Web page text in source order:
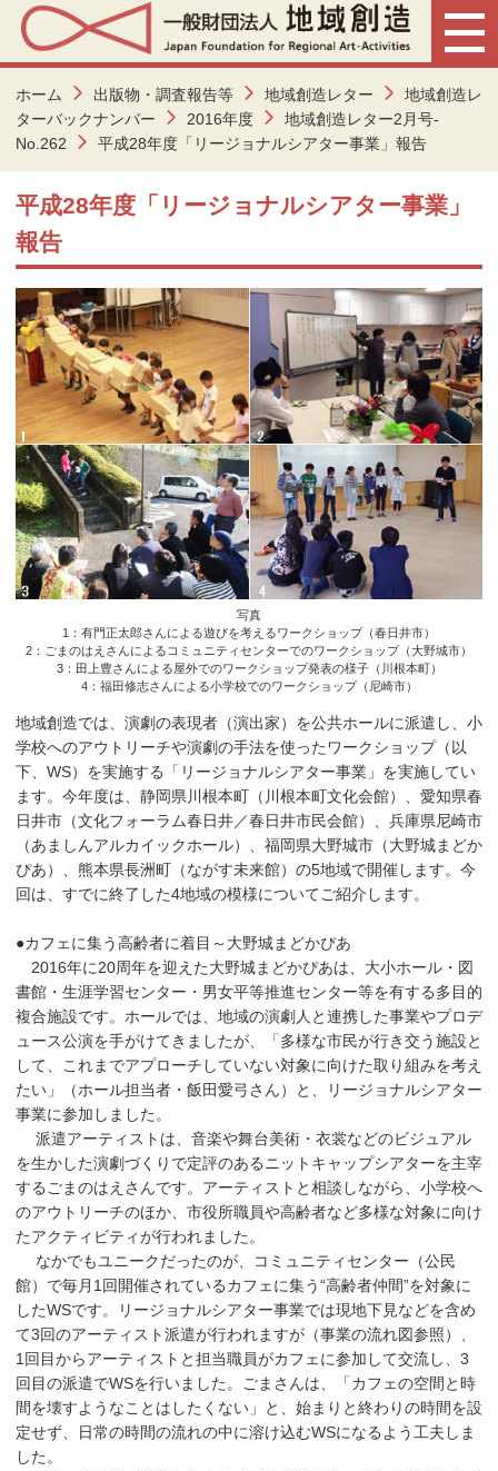
ホーム 出版物・調査報告等 地域創造レター
地域創造レ
ターバックナンバー
2016年度
地域創造レター2月号-
No.262
平成28年度「リージョナルシアター事業」報告
平成28年度「リージョナルシアター事業」
報告
写真
1：有門正太郎さんによる遊びを考えるワークショップ（春日井市）
2：ごまのはえさんによるコミュニティセンターでのワークショップ（大野城市）
3：田上豊さんによる屋外でのワークショップ発表の様子（川根本町）
4：福田修志さんによる小学校でのワークショップ（尼崎市）
地域創造では、演劇の表現者（演出家）を公共ホールに派遣し、小
学校へのアウトリーチや演劇の手法を使ったワークショップ（以
下、WS）を実施する「リージョナルシアター事業」を実施してい
ます。今年度は、静岡県川根本町（川根本町文化会館）、愛知県春
日井市（文化フォーラム春日井／春日井市民会館）、兵庫県尼崎市
（あましんアルカイックホール）、福岡県大野城市（大野城まどか
ぴあ）、熊本県長洲町（ながす未来館）の5地域で開催します。今
回は、すでに終了した4地域の模様についてご紹介します。
●カフェに集う高齢者に着目～大野城まどかぴあ
2016年に20周年を迎えた大野城まどかぴあは、大小ホール・図
書館・生涯学習センター・男女平等推進センター等を有する多目的
複合施設です。ホールでは、地域の演劇人と連携した事業やプロデ
ュース公演を手がけてきましたが、「多様な市民が行き交う施設と
して、これまでアプローチしていない対象に向けた取り組みを考え
たい」（ホール担当者・飯田愛弓さん）と、リージョナルシアター
事業に参加しました。
派遣アーティストは、音楽や舞台美術・衣裳などのビジュアル
を生かした演劇づくりで定評のあるニットキャップシアターを主宰
するごまのはえさんです。アーティストと相談しながら、小学校へ
のアウトリーチのほか、市役所職員や高齢者など多様な対象に向け
たアクティビティが行われました。
なかでもユニークだったのが、コミュニティセンター（公民
館）で毎月1回開催されているカフェに集う“高齢者仲間”を対象に
したWSです。リージョナルシアター事業では現地下見などを含め
て3回のアーティスト派遣が行われますが（事業の流れ図参照）、
1回目からアーティストと担当職員がカフェに参加して交流し、3
回目の派遣でWSを行いました。ごまさんは、「カフェの空間と時
間を壊すようなことはしたくない」と、始まりと終わりの時間を設
定せず、日常の時間の流れの中に溶け込むWSになるよう工夫しま
した。